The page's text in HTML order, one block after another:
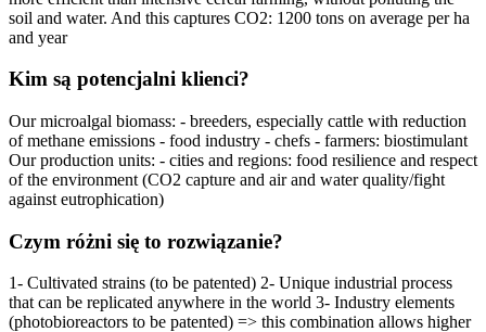
soil and water. And this captures CO2: 1200 tons on average per ha
and year
Kim są potencjalni klienci?
Our microalgal biomass: - breeders, especially cattle with reduction
of methane emissions - food industry - chefs - farmers: biostimulant
Our production units: - cities and regions: food resilience and respect
of the environment (CO2 capture and air and water quality/fight
against eutrophication)
Czym różni się to rozwiązanie?
1- Cultivated strains (to be patented) 2- Unique industrial process
that can be replicated anywhere in the world 3- Industry elements
(photobioreactors to be patented) => this combination allows higher